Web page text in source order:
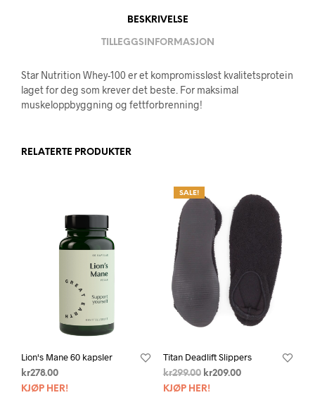
BESKRIVELSE
TILLEGGSINFORMASJON
Star Nutrition Whey-100 er et kompromissløst kvalitetsprotein
laget for deg som krever det beste. For maksimal
muskeloppbyggning og fettforbrenning!
RELATERTE PRODUKTER
Lion's Mane 60 kapsler
kr278.00
KJØP HER!
SALE!
Titan Deadlift Slippers
kr299.00 kr209.00
KJØP HER!